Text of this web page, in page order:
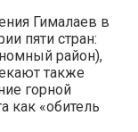
Гималаев в
пяти стран:
район),
также
горной
как «обитель